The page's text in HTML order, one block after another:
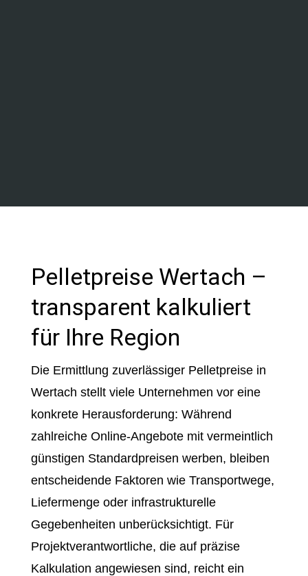
Pelletpreise Wertach –
transparent kalkuliert
für Ihre Region
Die Ermittlung zuverlässiger Pelletpreise in
Wertach stellt viele Unternehmen vor eine
konkrete Herausforderung: Während
zahlreiche Online-Angebote mit vermeintlich
günstigen Standardpreisen werben, bleiben
entscheidende Faktoren wie Transportwege,
Liefermenge oder infrastrukturelle
Gegebenheiten unberücksichtigt. Für
Projektverantwortliche, die auf präzise
Kalkulation angewiesen sind, reicht ein